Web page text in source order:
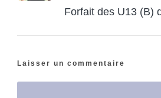
Forfait des U13 (B)
Laisser un commentaire